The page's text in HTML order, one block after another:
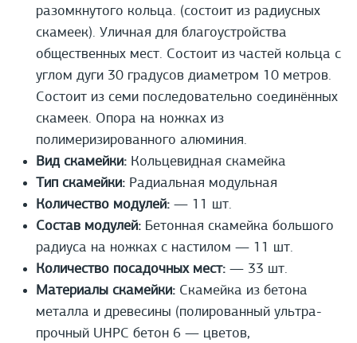
разомкнутого кольца. (состоит из радиусных
скамеек). Уличная для благоустройства
общественных мест. Состоит из частей кольца с
углом дуги 30 градусов диаметром 10 метров.
Состоит из семи последовательно соединённых
скамеек. Опора на ножках из
полимеризированного алюминия.
Вид скамейки: Кольцевидная скамейка
Тип скамейки: Радиальная модульная
Количество модулей: — 11 шт.
Состав модулей: Бетонная скамейка большого
радиуса на ножках с настилом — 11 шт.
Количество посадочных мест: — 33 шт.
Материалы скамейки: Скамейка из бетона
металла и древесины (полированный ультра-
прочный UHPС бетон 6 — цветов,